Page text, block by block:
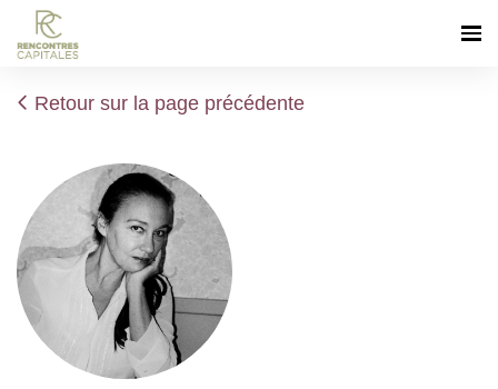
Retour sur la page précédente